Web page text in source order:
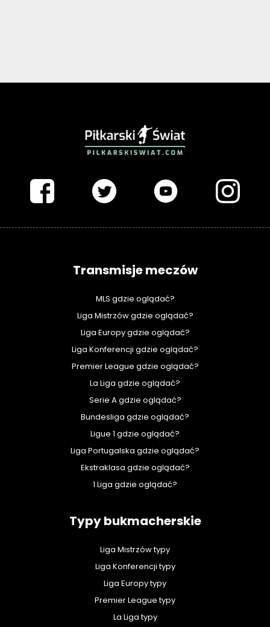
Transmisje meczów
MLS gdzie oglądać?
Liga Mistrzów gdzie oglądać?
Liga Europy gdzie oglądać?
Liga Konferencji gdzie oglądać?
Premier League gdzie oglądać?
La Liga gdzie oglądać?
Serie A gdzie oglądać?
Bundesliga gdzie oglądać?
Ligue 1 gdzie oglądać?
Liga Portugalska gdzie oglądać?
Ekstraklasa gdzie oglądać?
1 Liga gdzie oglądać?
Typy bukmacherskie
Liga Mistrzów typy
Liga Konferencji typy
Liga Europy typy
Premier League typy
La Liga typy